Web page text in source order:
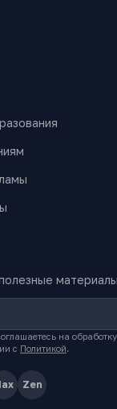
материалы
на
с Политикой.
Zen